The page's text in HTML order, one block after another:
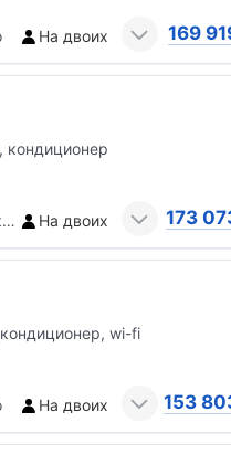
На двоих 169
кондиционер
На двоих 173
wi-fi
На двоих 153